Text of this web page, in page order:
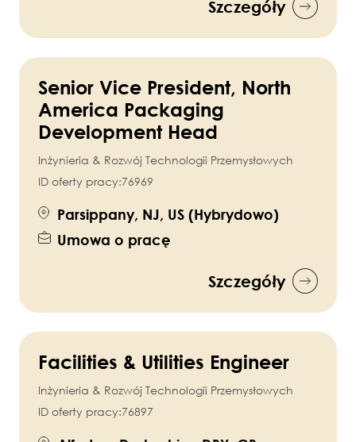
Szczegóły
Senior Vice President, North
America Packaging
Development Head
Inżynieria & Rozwój Technologii Przemysłowych
ID oferty pracy:76969
Parsippany, NJ, US (Hybrydowo)
Umowa o pracę
Szczegóły
Facilities & Utilities Engineer
Inżynieria & Rozwój Technologii Przemysłowych
ID oferty pracy:76897